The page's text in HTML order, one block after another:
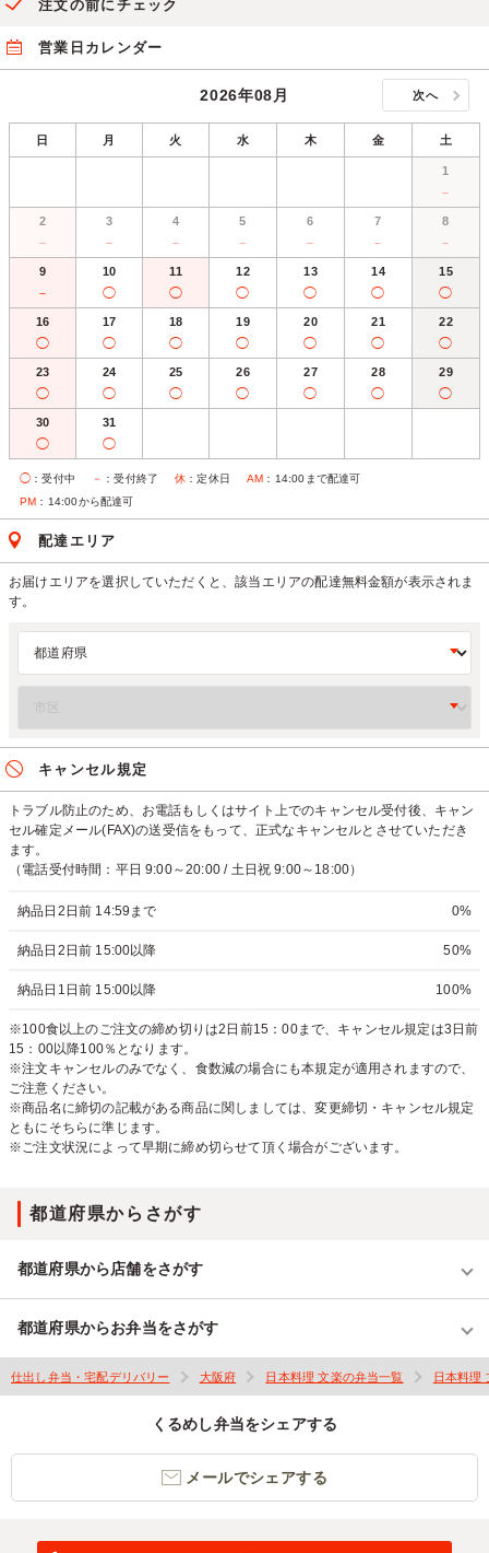
注文の前にチェック
営業日カレンダー
2026年08月 次へ
日 月 火 水 木 金 土
1
－
2
－
3
－
4
－
5
－
6
－
7
－
8
－
9
－
10
◯
11
◯
12
◯
13
◯
14
◯
15
◯
16
◯
17
◯
18
◯
19
◯
20
◯
21
◯
22
◯
23
◯
24
◯
25
◯
26
◯
27
◯
28
◯
29
◯
30
◯
31
◯
◯ ：受付中 － ：受付終了 休 ：定休日 AM ：14:00まで配達可
PM ：14:00から配達可
配達エリア
お届けエリアを選択していただくと、該当エリアの配達無料金額が表示されま
す。
キャンセル規定
トラブル防止のため、お電話もしくはサイト上でのキャンセル受付後、キャン
セル確定メール(FAX)の送受信をもって、正式なキャンセルとさせていただき
ます。
（電話受付時間：平日 9:00～20:00 / 土日祝 9:00～18:00）
納品日2日前 14:59まで 0%
納品日2日前 15:00以降 50%
納品日1日前 15:00以降 100%
※100食以上のご注文の締め切りは2日前15：00まで、キャンセル規定は3日前
15：00以降100％となります。
※注文キャンセルのみでなく、食数減の場合にも本規定が適用されますので、
ご注意ください。
※商品名に締切の記載がある商品に関しましては、変更締切・キャンセル規定
ともにそちらに準じます。
※ご注文状況によって早期に締め切らせて頂く場合がございます。
都道府県からさがす
都道府県から店舗をさがす
都道府県からお弁当をさがす
仕出し弁当・宅配デリバリー 大阪府 日本料理 文楽の弁当一覧 日本料理
くるめし弁当をシェアする
メールでシェアする